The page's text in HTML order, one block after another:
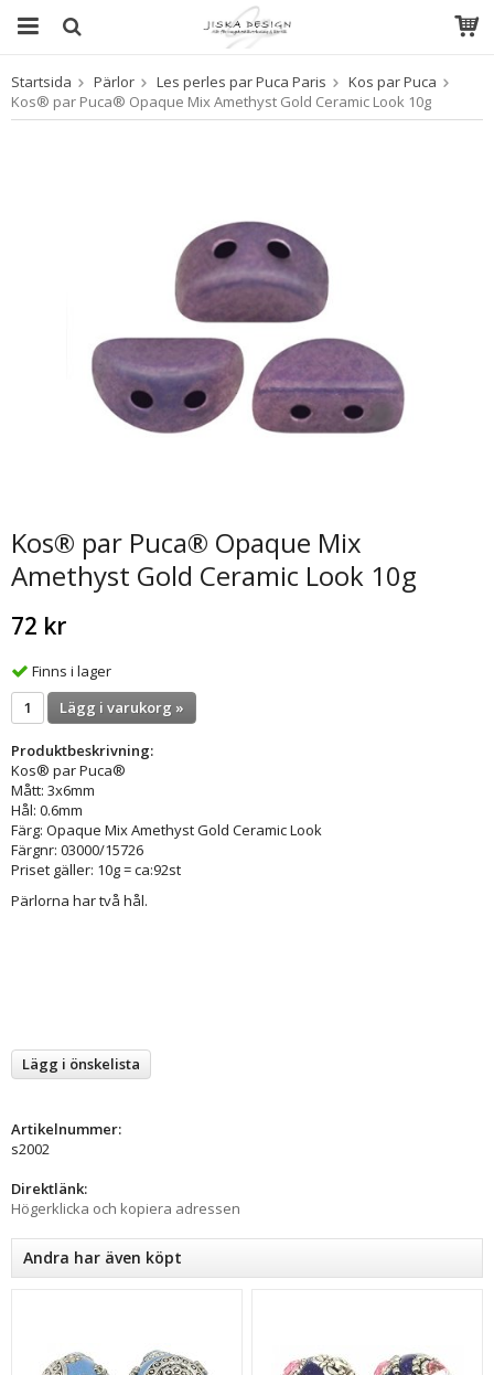
Produkten har blivit tillagd i varukorgen
Startsida Pärlor Les perles par Puca Paris
Kos par Puca
Kos® par Puca® Opaque Mix Amethyst Gold Ceramic Look 10g
Kos® par Puca® Opaque Mix
Amethyst Gold Ceramic Look 10g
72 kr
Finns i lager
Lägg i varukorg »
Produktbeskrivning:
Kos® par Puca®
Mått: 3x6mm
Hål: 0.6mm
Färg: Opaque Mix Amethyst Gold Ceramic Look
Färgnr: 03000/15726
Priset gäller: 10g = ca:92st
Pärlorna har två hål.
Lägg i önskelista
Artikelnummer:
s2002
Direktlänk:
Högerklicka och kopiera adressen
Andra har även köpt